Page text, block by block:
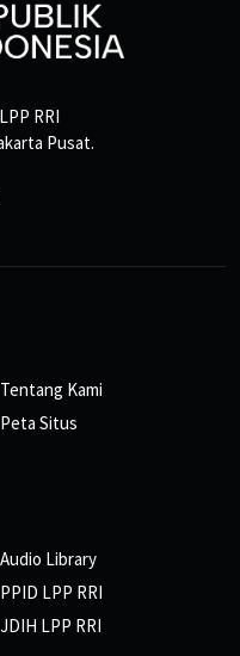
RRI
Pusat.
Tentang Kami
Peta Situs
Audio Library
PPID LPP RRI
JDIH LPP RRI